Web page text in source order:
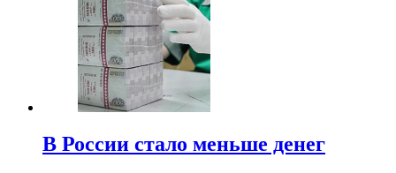
В России стало меньше денег